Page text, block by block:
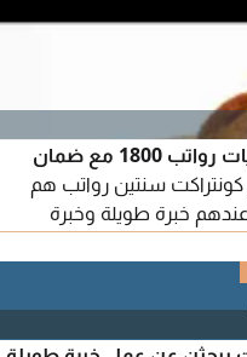
متوفر عاملات منزليات بنظام شهريات رواتب 1800 مع ضمان
ونظام كونتراكت سنتين رواتب هم
سنتين عندهم خبرة طويلة وخبرة